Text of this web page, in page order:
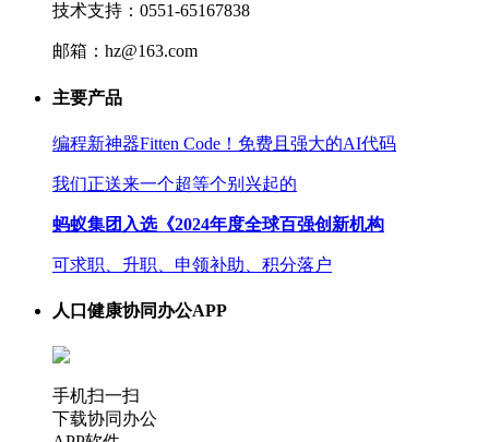
技术支持：0551-65167838
邮箱：hz@163.com
主要产品
编程新神器Fitten Code！免费且强大的AI代码
我们正送来一个超等个别兴起的
蚂蚁集团入选《2024年度全球百强创新机构
可求职、升职、申领补助、积分落户
人口健康协同办公APP
手机扫一扫
下载协同办公